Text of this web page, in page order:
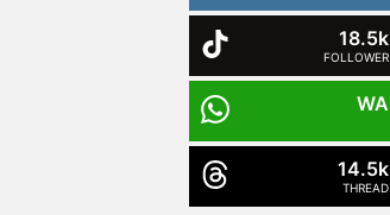
18.5k
FOLLOWER
WA
14.5k
THREAD